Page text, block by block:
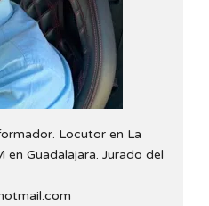
Locutor en La
Guadalajara. Jurado del